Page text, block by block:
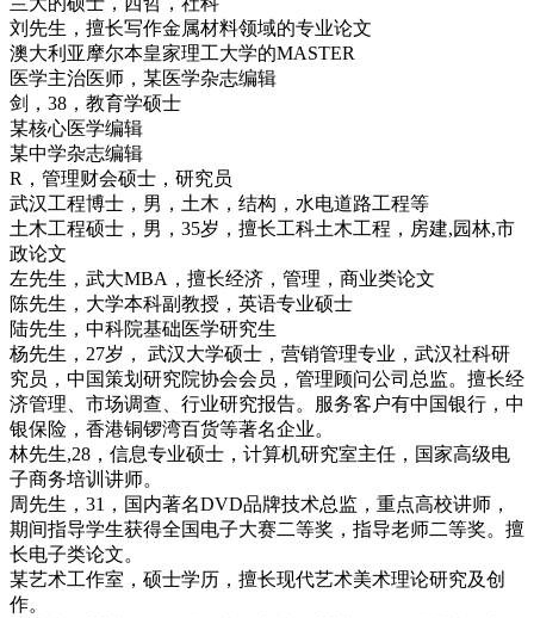
刘先生，擅长写作金属材料领域的专业论文
澳大利亚摩尔本皇家理工大学的MASTER
医学主治医师，某医学杂志编辑
剑，38，教育学硕士
某核心医学编辑
某中学杂志编辑
R，管理财会硕士，研究员
武汉工程博士，男，土木，结构，水电道路工程等
土木工程硕士，男，35岁，擅长工科土木工程，房建,园林,市
政论文
左先生，武大MBA，擅长经济，管理，商业类论文
陈先生，大学本科副教授，英语专业硕士
陆先生，中科院基础医学研究生
杨先生，27岁， 武汉大学硕士，营销管理专业，武汉社科研
究员，中国策划研究院协会会员，管理顾问公司总监。擅长经
济管理、市场调查、行业研究报告。服务客户有中国银行，中
银保险，香港铜锣湾百货等著名企业。
林先生,28，信息专业硕士，计算机研究室主任，国家高级电
子商务培训讲师。
周先生，31，国内著名DVD品牌技术总监，重点高校讲师，
期间指导学生获得全国电子大赛二等奖，指导老师二等奖。擅
长电子类论文。
某艺术工作室，硕士学历，擅长现代艺术美术理论研究及创
作。